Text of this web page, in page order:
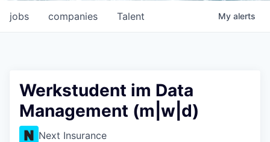
jobs companies Talent My alerts
Werkstudent im Data
Management (m|w|d)
Next Insurance